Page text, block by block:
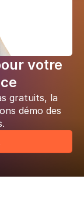
votre
gratuits, la
démo des